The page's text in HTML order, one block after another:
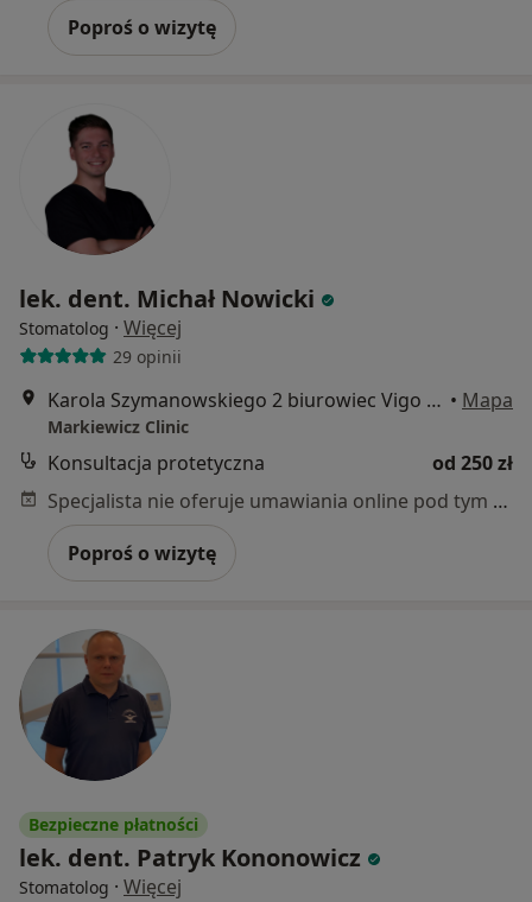
Poproś o wizytę
lek. dent. Michał Nowicki
Stomatolog · Więcej
29 opinii
Karola Szymanowskiego 2 biurowiec Vigo - parter, Gdańsk • Mapa
Markiewicz Clinic
Konsultacja protetyczna
od 250 zł
Specjalista nie oferuje umawiania online pod tym adresem.
Poproś o wizytę
Bezpieczne płatności
lek. dent. Patryk Kononowicz
Stomatolog · Więcej